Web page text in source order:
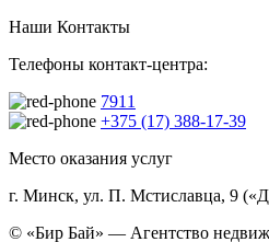
Наши Контакты
Телефоны контакт-центра:
7911
+375 (17) 388-17-39
Место оказания услуг
г. Минск, ул. П. Мстиславца, 9
© «Бир Бай» — Агентство